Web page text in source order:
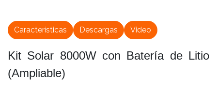
Kit Solar 8000W con Batería de Litio
(Ampliable)
Características Descargas Video